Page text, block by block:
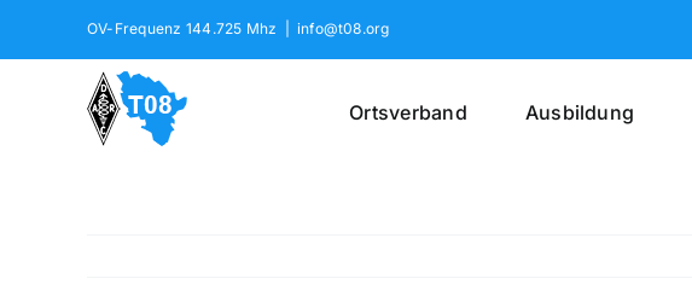
OV-Frequenz 144.725 Mhz info@t08.org
Ortsverband Ausbildung